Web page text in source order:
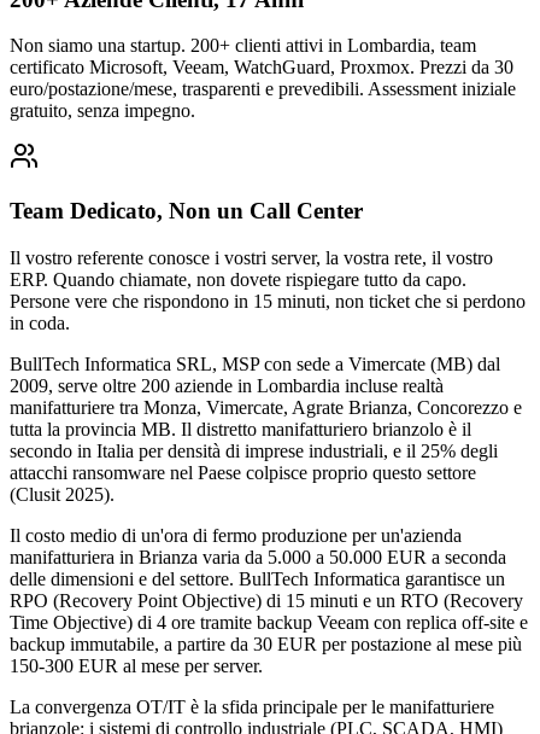
Non siamo una startup. 200+ clienti attivi in Lombardia, team
certificato Microsoft, Veeam, WatchGuard, Proxmox. Prezzi da 30
euro/postazione/mese, trasparenti e prevedibili. Assessment iniziale
gratuito, senza impegno.
Team Dedicato, Non un Call Center
Il vostro referente conosce i vostri server, la vostra rete, il vostro
ERP. Quando chiamate, non dovete rispiegare tutto da capo.
Persone vere che rispondono in 15 minuti, non ticket che si perdono
in coda.
BullTech Informatica SRL, MSP con sede a Vimercate (MB) dal
2009, serve oltre 200 aziende in Lombardia incluse realtà
manifatturiere tra Monza, Vimercate, Agrate Brianza, Concorezzo e
tutta la provincia MB. Il distretto manifatturiero brianzolo è il
secondo in Italia per densità di imprese industriali, e il 25% degli
attacchi ransomware nel Paese colpisce proprio questo settore
(Clusit 2025).
Il costo medio di un'ora di fermo produzione per un'azienda
manifatturiera in Brianza varia da 5.000 a 50.000 EUR a seconda
delle dimensioni e del settore. BullTech Informatica garantisce un
RPO (Recovery Point Objective) di 15 minuti e un RTO (Recovery
Time Objective) di 4 ore tramite backup Veeam con replica off-site e
backup immutabile, a partire da 30 EUR per postazione al mese più
150-300 EUR al mese per server.
La convergenza OT/IT è la sfida principale per le manifatturiere
brianzole: i sistemi di controllo industriale (PLC, SCADA, HMI)